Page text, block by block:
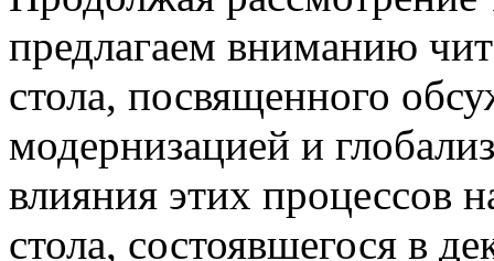
предлагаем вниманию
стола, посвященного
модернизацией и
влияния этих процессов
стола, состоявшегося в